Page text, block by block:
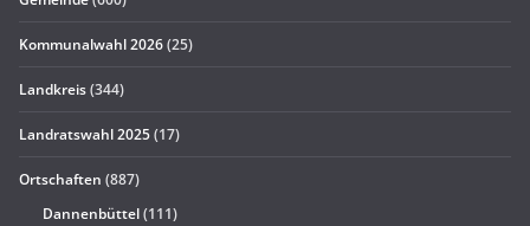
Kommunalwahl 2026(25)
Landkreis(344)
Landratswahl 2025(17)
Ortschaften (887)
Dannenbüttel(111)